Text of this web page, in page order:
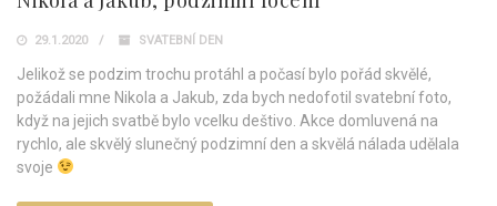
29.1.2020 SVATEBNÍ DEN
Jelikož se podzim trochu protáhl a počasí bylo pořád skvělé,
požádali mne Nikola a Jakub, zda bych nedofotil svatební foto,
když na jejich svatbě bylo vcelku deštivo. Akce domluvená na
rychlo, ale skvělý slunečný podzimní den a skvělá nálada udělala
svoje